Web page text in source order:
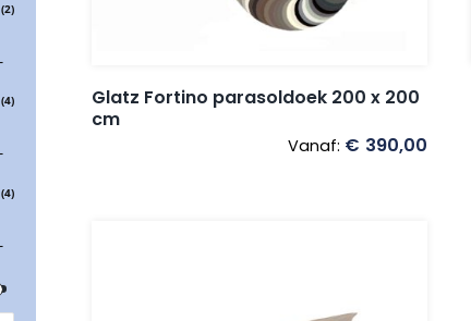
Glatz Fortino parasoldoek 200 x 200
cm
Vanaf: € 390,00
(2)
(4)
(4)